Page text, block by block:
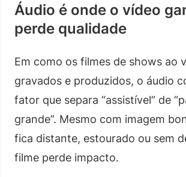
Áudio é onde o vídeo
perde qualidade
Em como os filmes de shows ao
gravados e produzidos, o áudio
fator que separa “assistível” de
grande”. Mesmo com imagem
fica distante, estourado ou sem
filme perde impacto.